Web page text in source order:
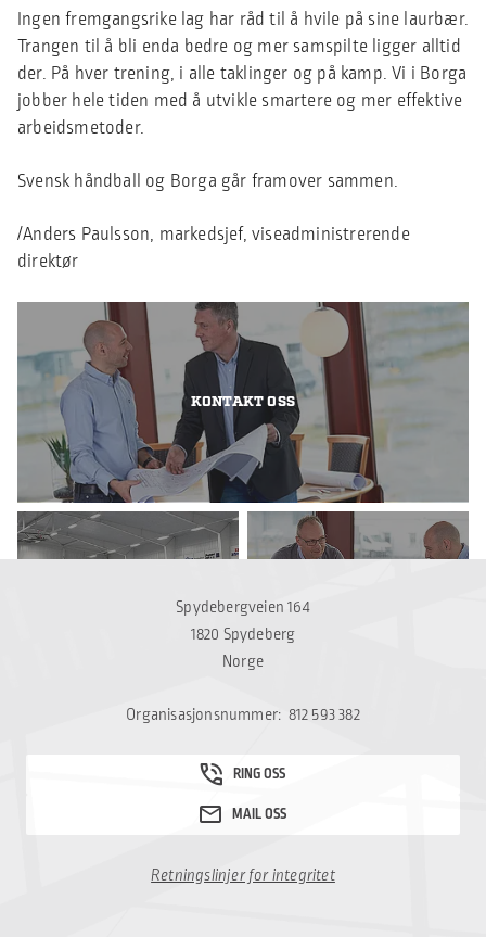
Ingen fremgangsrike lag har råd til å hvile på sine laurbær.
Trangen til å bli enda bedre og mer samspilte ligger alltid
der. På hver trening, i alle taklinger og på kamp. Vi i Borga
jobber hele tiden med å utvikle smartere og mer effektive
arbeidsmetoder.
Svensk håndball og Borga går framover sammen.
/Anders Paulsson, markedsjef, viseadministrerende
direktør
KONTAKT OSS
STÅLHALLER FOR SPORT TOTALENTREPRISE
Spydebergveien 164
1820 Spydeberg
Norge
Organisasjonsnummer: 812 593 382
Retningslinjer for integritet